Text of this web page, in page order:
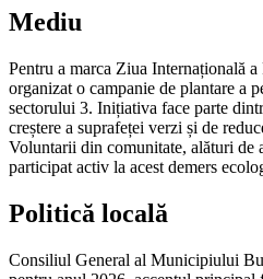
Mediu
Pentru a marca Ziua Internațională
organizat o campanie de plantare a
sectorului 3. Inițiativa face parte
creștere a suprafeței verzi și de
Voluntarii din comunitate, alături de
participat activ la acest demers
Politică locală
Consiliul General al Municipiului